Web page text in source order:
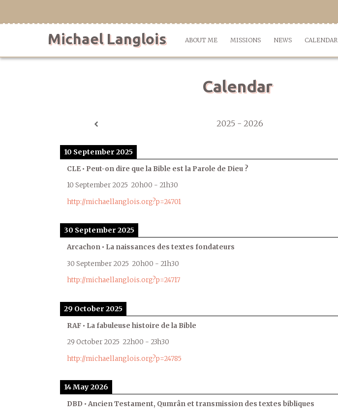
Michael Langlois ABOUT ME MISSIONS NEWS CALENDAR
Calendar
2025 - 2026
10 September 2025
CLE • Peut-on dire que la Bible est la Parole de Dieu ?
10 September 2025 20h00 - 21h30
http://michaellanglois.org?p=24701
30 September 2025
Arcachon • La naissances des textes fondateurs
30 September 2025 20h00 - 21h30
http://michaellanglois.org?p=24717
29 October 2025
RAF • La fabuleuse histoire de la Bible
29 October 2025 22h00 - 23h30
http://michaellanglois.org?p=24785
14 May 2026
DBD • Ancien Testament, Qumrân et transmission des textes bibliques